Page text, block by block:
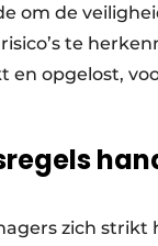
om de
te
en opgelost,
zich